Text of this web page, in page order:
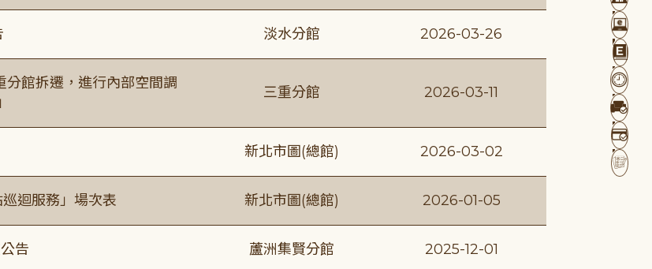
淡水分館 2026-03-26
分館拆遷，進行內部空間調
三重分館 2026-03-11
新北市圖(總館) 2026-03-02
巡迴服務」場次表 新北市圖(總館) 2026-01-05
告 蘆洲集賢分館 2025-12-01